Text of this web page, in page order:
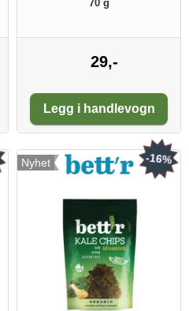
70 g
29,-
Legg i handlevogn
Nyhet -16%